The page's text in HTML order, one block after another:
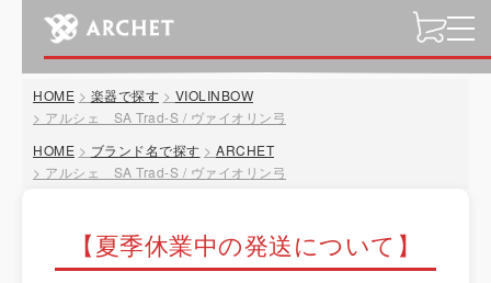
t
o
g
HOME 楽器で探す
VIOLINBOW
アルシェ SA Trad-S / ヴァイオリン弓
HOME
ブランド名で探す
ARCHET
アルシェ SA Trad-S / ヴァイオリン弓
【夏季休業中の発送について】